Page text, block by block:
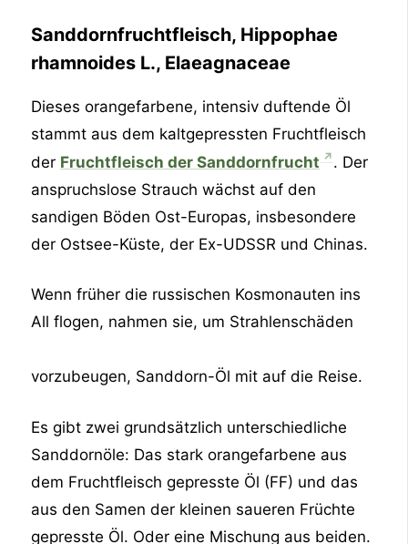
Sanddornfruchtfleisch, Hippophae
rhamnoides L., Elaeagnaceae
Dieses orangefarbene, intensiv duftende Öl
stammt aus dem kaltgepressten Fruchtfleisch
der Fruchtfleisch der Sanddornfrucht
. Der
anspruchslose Strauch wächst auf den
sandigen Böden Ost-Europas, insbesondere
der Ostsee-Küste, der Ex-UDSSR und Chinas.
Wenn früher die russischen Kosmonauten ins
All flogen, nahmen sie, um Strahlenschäden
vorzubeugen, Sanddorn-Öl mit auf die Reise.
Es gibt zwei grundsätzlich unterschiedliche
Sanddornöle: Das stark orangefarbene aus
dem Fruchtfleisch gepresste Öl (FF) und das
aus den Samen der kleinen saueren Früchte
gepresste Öl. Oder eine Mischung aus beiden.